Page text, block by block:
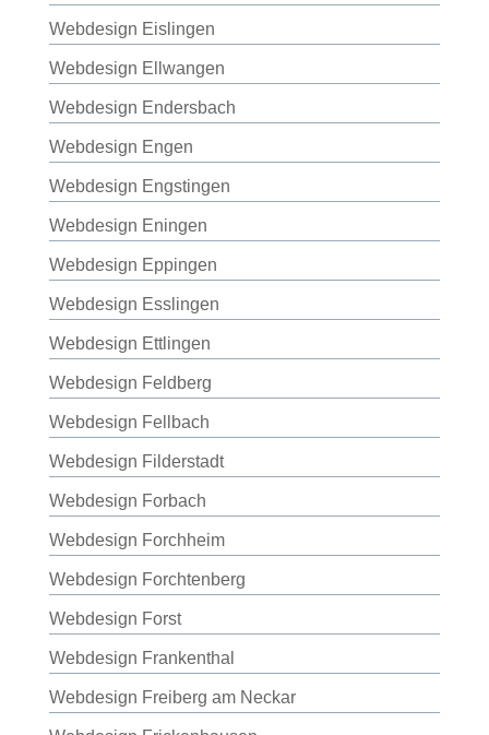
Webdesign Eislingen
Webdesign Ellwangen
Webdesign Endersbach
Webdesign Engen
Webdesign Engstingen
Webdesign Eningen
Webdesign Eppingen
Webdesign Esslingen
Webdesign Ettlingen
Webdesign Feldberg
Webdesign Fellbach
Webdesign Filderstadt
Webdesign Forbach
Webdesign Forchheim
Webdesign Forchtenberg
Webdesign Forst
Webdesign Frankenthal
Webdesign Freiberg am Neckar